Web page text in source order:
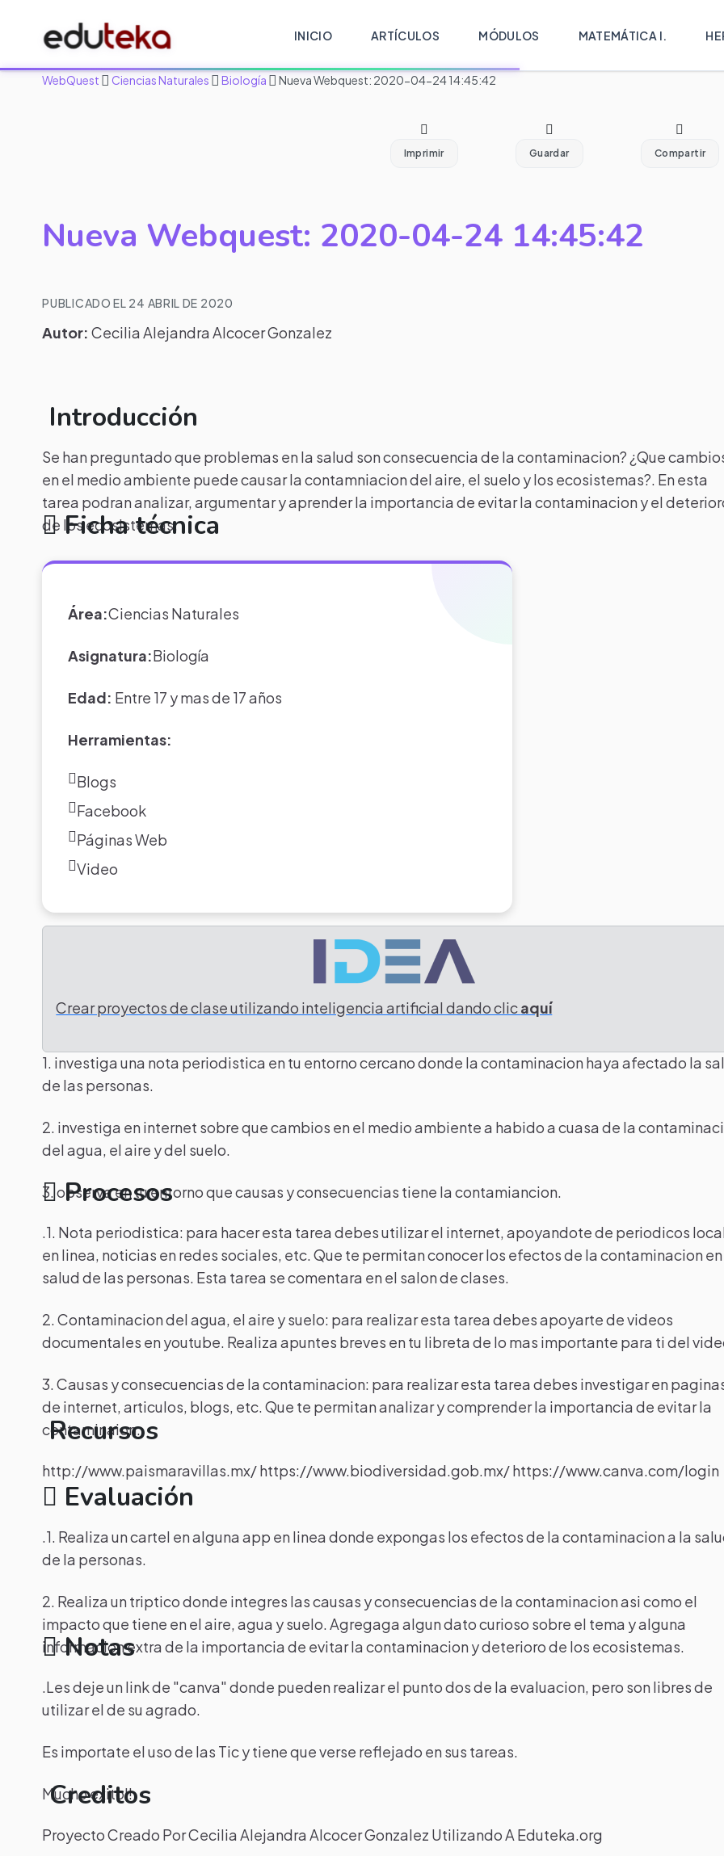
INICIO ARTÍCULOS MÓDULOS MATEMÁTICA I.
WebQuest Ciencias Naturales Biología Nueva Webquest: 2020-04-24 14:45:42
Imprimir Guardar Compartir
Nueva Webquest: 2020-04-24 14:45:42
PUBLICADO EL 24 ABRIL DE 2020
Autor: Cecilia Alejandra Alcocer Gonzalez
Introducción
Se han preguntado que problemas en la salud son consecuencia de la contaminacion? ¿Que
en el medio ambiente puede causar la contamniacion del aire, el suelo y los ecosistemas?. En esta
tarea podran analizar, argumentar y aprender la importancia de evitar la contaminacion y el
de los ecosistemas.
Ficha técnica
Área:Ciencias Naturales
Asignatura:Biología
Edad: Entre 17 y mas de 17 años
Herramientas:
Blogs
Facebook
Páginas Web
Video
Crear proyectos de clase utilizando inteligencia artificial dando clicaquí
Tarea
1. investiga una nota periodistica en tu entorno cercano donde la contaminacion haya afectado la
de las personas.
2. investiga en internet sobre que cambios en el medio ambiente a habido a cuasa de la
del agua, el aire y del suelo.
3. observa en tu entorno que causas y consecuencias tiene la contamiancion.
Procesos
.1. Nota periodistica: para hacer esta tarea debes utilizar el internet, apoyandote de periodicos
en linea, noticias en redes sociales, etc. Que te permitan conocer los efectos de la contaminacion
salud de las personas. Esta tarea se comentara en el salon de clases.
2. Contaminacion del agua, el aire y suelo: para realizar esta tarea debes apoyarte de videos
documentales en youtube. Realiza apuntes breves en tu libreta de lo mas importante para ti del
3. Causas y consecuencias de la contaminacion: para realizar esta tarea debes investigar en
de internet, articulos, blogs, etc. Que te permitan analizar y comprender la importancia de evitar la
contaminaion.
Recursos
http://www.paismaravillas.mx/ https://www.biodiversidad.gob.mx/ https://www.canva.com/login
Evaluación
.1. Realiza un cartel en alguna app en linea donde expongas los efectos de la contaminacion a la
de la personas.
2. Realiza un triptico donde integres las causas y consecuencias de la contaminacion asi como el
impacto que tiene en el aire, agua y suelo. Agregaga algun dato curioso sobre el tema y alguna
informacion extra de la importancia de evitar la contaminacion y deterioro de los ecosistemas.
Notas
.Les deje un link de "canva" donde pueden realizar el punto dos de la evaluacion, pero son libres de
utilizar el de su agrado.
Es importate el uso de las Tic y tiene que verse reflejado en sus tareas.
Mucho exito!!
Creditos
Proyecto Creado Por Cecilia Alejandra Alcocer Gonzalez Utilizando A Eduteka.org